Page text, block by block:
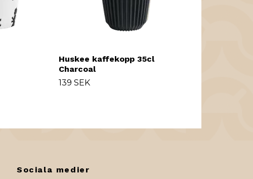
Huskee kaffekopp 35cl
Charcoal
139 SEK
Sociala medier